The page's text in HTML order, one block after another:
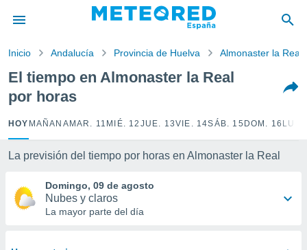
por
para
la
calidad.
a este
las
y
forma
basada
Inicio Andalucía Provincia de Huelva Almonaster la Real
El tiempo en Almonaster la Real
por horas
HOY MAÑANA MAR. 11 MIÉ. 12 JUE. 13VIE. 14SÁB. 15 DOM. 16
La previsión del tiempo por horas en Almonaster la Real
Domingo, 09 de agosto
Nubes y claros
La mayor parte del día